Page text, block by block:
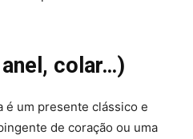
colar…)
é um presente clássico e
de coração ou uma